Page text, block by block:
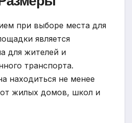
при выборе места для
является
для жителей и
транспорта.
находиться не менее
жилых домов, школ и